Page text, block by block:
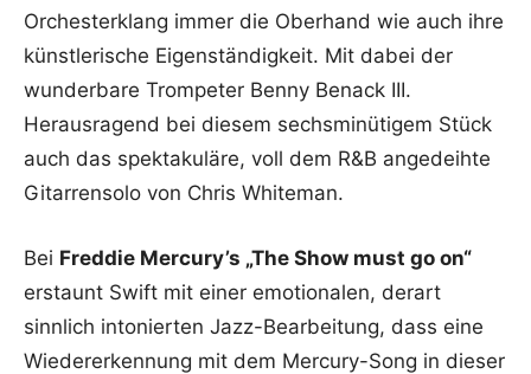
Orchesterklang immer die Oberhand wie auch ihre
künstlerische Eigenständigkeit. Mit dabei der
wunderbare Trompeter Benny Benack III.
Herausragend bei diesem sechsminütigem Stück
auch das spektakuläre, voll dem R&B angedeihte
Gitarrensolo von Chris Whiteman.
Bei Freddie Mercury’s „The Show must go on“
erstaunt Swift mit einer emotionalen, derart
sinnlich intonierten Jazz-Bearbeitung, dass eine
Wiedererkennung mit dem Mercury-Song in dieser